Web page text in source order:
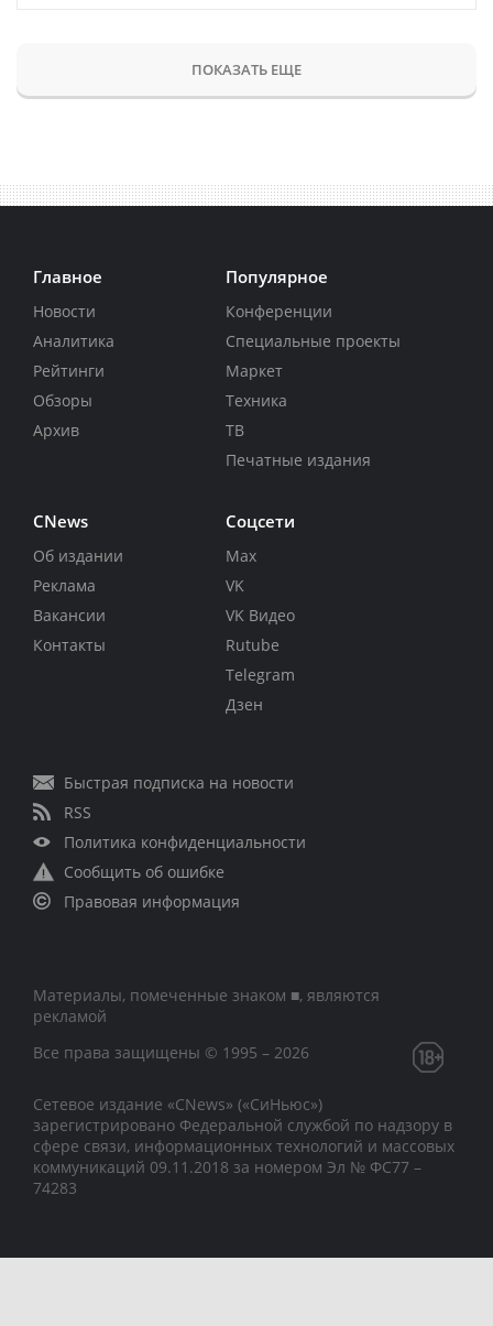
ПОКАЗАТЬ ЕЩЕ
Главное
Новости
Аналитика
Рейтинги
Обзоры
Архив
Популярное
Конференции
Специальные проекты
Маркет
Техника
ТВ
Печатные издания
CNews
Об издании
Реклама
Вакансии
Контакты
Соцсети
Max
VK
VK Видео
Rutube
Telegram
Дзен
Быстрая подписка на новости
RSS
Политика конфиденциальности
Сообщить об ошибке
Правовая информация
Материалы, помеченные знаком ■, являются
рекламой
Все права защищены © 1995 – 2026
Сетевое издание «CNews» («СиНьюс»)
зарегистрировано Федеральной службой по надзору в
сфере связи, информационных технологий и массовых
коммуникаций 09.11.2018 за номером Эл № ФС77 –
74283